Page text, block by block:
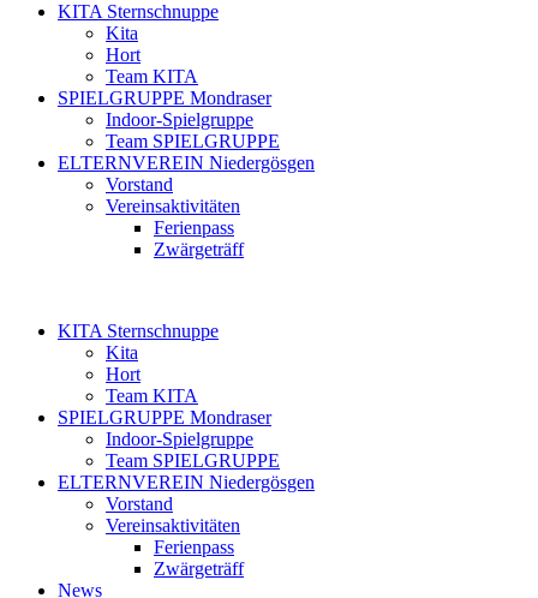
KITA Sternschnuppe
Kita
Hort
Team KITA
SPIELGRUPPE Mondraser
Indoor-Spielgruppe
Team SPIELGRUPPE
ELTERNVEREIN Niedergösgen
Vorstand
Vereinsaktivitäten
Ferienpass
Zwärgeträff
KITA Sternschnuppe
Kita
Hort
Team KITA
SPIELGRUPPE Mondraser
Indoor-Spielgruppe
Team SPIELGRUPPE
ELTERNVEREIN Niedergösgen
Vorstand
Vereinsaktivitäten
Ferienpass
Zwärgeträff
News